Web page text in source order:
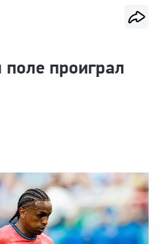
поле проиграл